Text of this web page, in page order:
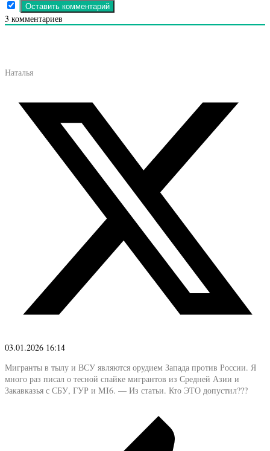
3 комментариев
Наталья
03.01.2026 16:14
Мигранты в тылу и ВСУ являются орудием Запада против России. Я
много раз писал о тесной спайке мигрантов из Средней Азии и
Закавказья с СБУ, ГУР и MI6. — Из статьи. Кто ЭТО допустил???